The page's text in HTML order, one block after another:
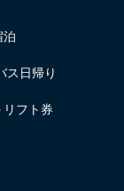
ス日帰り
フト券